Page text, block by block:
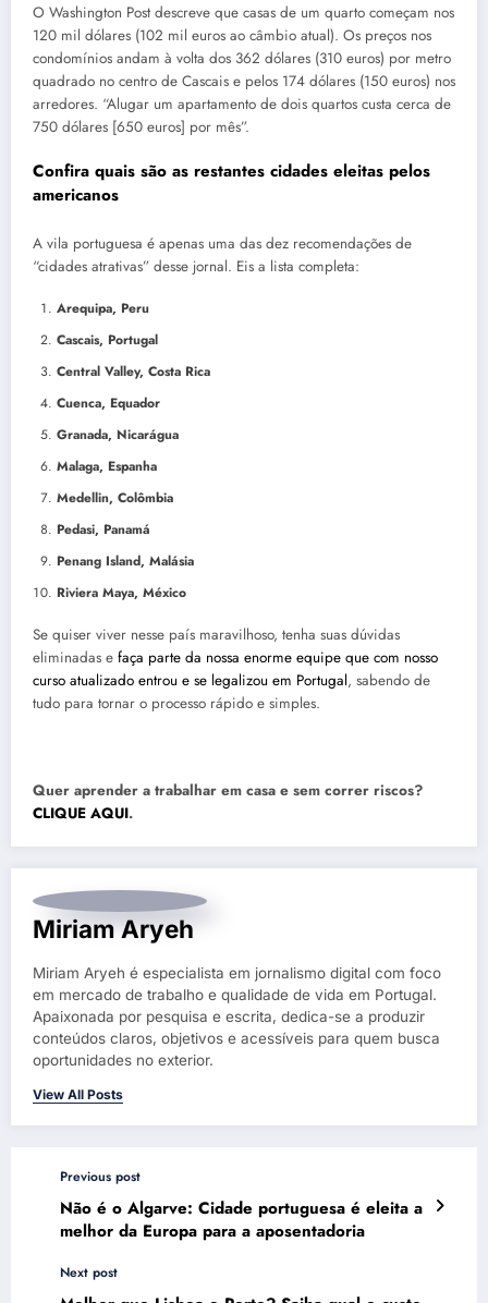
O Washington Post descreve que casas de um quarto começam nos
120 mil dólares (102 mil euros ao câmbio atual). Os preços nos
condomínios andam à volta dos 362 dólares (310 euros) por metro
quadrado no centro de Cascais e pelos 174 dólares (150 euros) nos
arredores. “Alugar um apartamento de dois quartos custa cerca de
750 dólares [650 euros] por mês”.
Confira quais são as restantes cidades eleitas pelos
americanos
A vila portuguesa é apenas uma das dez recomendações de
“cidades atrativas” desse jornal. Eis a lista completa:
Arequipa, Peru
Cascais, Portugal
Central Valley, Costa Rica
Cuenca, Equador
Granada, Nicarágua
Malaga, Espanha
Medellin, Colômbia
Pedasi, Panamá
Penang Island, Malásia
Riviera Maya, México
Se quiser viver nesse país maravilhoso, tenha suas dúvidas
eliminadas e faça parte da nossa enorme equipe que com nosso
curso atualizado entrou e se legalizou em Portugal, sabendo de
tudo para tornar o processo rápido e simples.
Quer aprender a trabalhar em casa e sem correr riscos?
CLIQUE AQUI.
Miriam Aryeh
Miriam Aryeh é especialista em jornalismo digital com foco
em mercado de trabalho e qualidade de vida em Portugal.
Apaixonada por pesquisa e escrita, dedica-se a produzir
conteúdos claros, objetivos e acessíveis para quem busca
oportunidades no exterior.
View All Posts
Previous post
Não é o Algarve: Cidade portuguesa é eleita a
melhor da Europa para a aposentadoria
Next post